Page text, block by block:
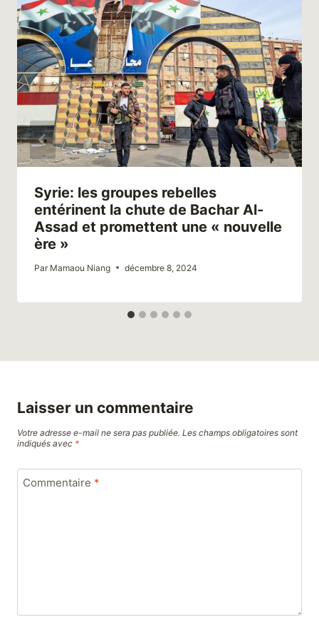
Syrie: les groupes rebelles
entérinent la chute de Bachar Al-
Assad et promettent une « nouvelle
ère »
Par Mamaou Niang décembre 8, 2024
Laisser un commentaire
Votre adresse e-mail ne sera pas publiée. Les champs obligatoires sont
indiqués avec *
Commentaire *